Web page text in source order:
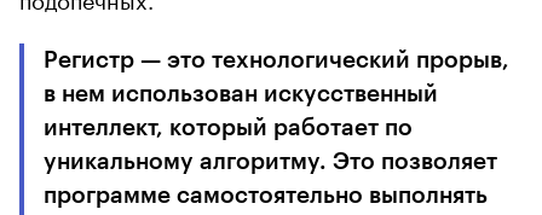
Регистр — это технологический прорыв,
в нем использован искусственный
интеллект, который работает по
уникальному алгоритму. Это позволяет
программе самостоятельно выполнять